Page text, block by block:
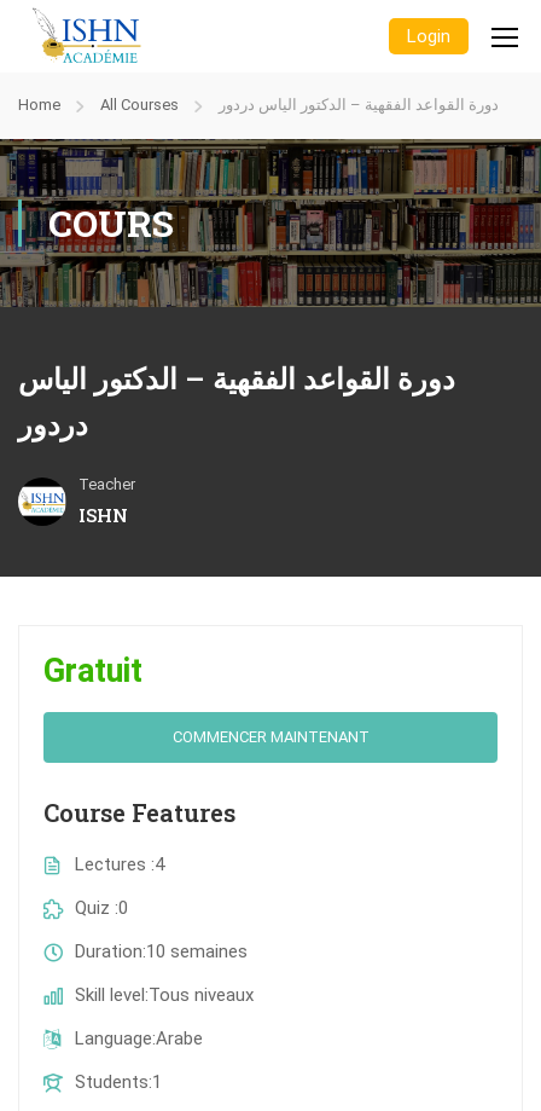
Login
Home All Courses دورة القواعد الفقهية – الدكتور الياس دردور
COURS
دورة القواعد الفقهية – الدكتور الياس
دردور
Teacher
ISHN
Gratuit
COMMENCER MAINTENANT
Course Features
Lectures 4
Quiz 0
Duration 10 semaines
Skill level Tous niveaux
Language Arabe
Students 1